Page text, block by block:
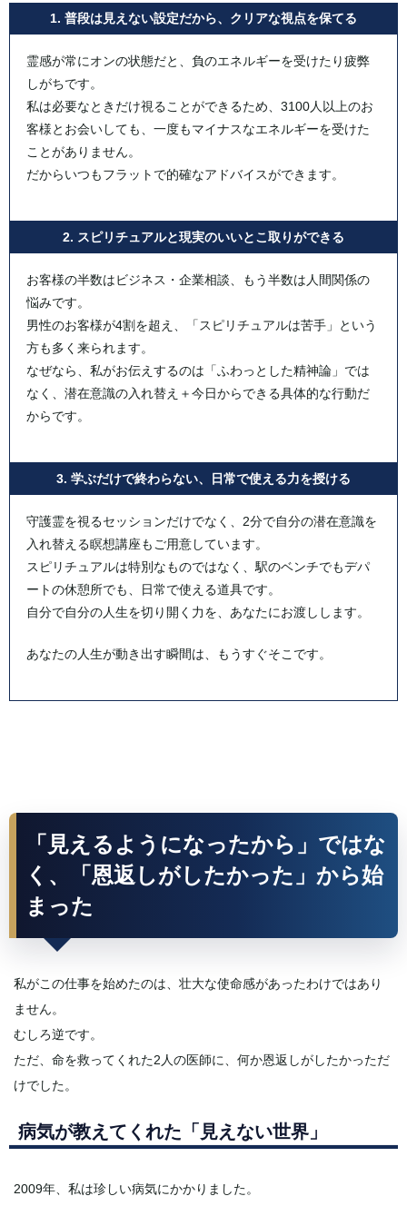
1. 普段は見えない設定だから、クリアな視点を保てる
霊感が常にオンの状態だと、負のエネルギーを受けたり疲弊
しがちです。
私は必要なときだけ視ることができるため、3100人以上のお
客様とお会いしても、一度もマイナスなエネルギーを受けた
ことがありません。
だからいつもフラットで的確なアドバイスができます。
2. スピリチュアルと現実のいいとこ取りができる
お客様の半数はビジネス・企業相談、もう半数は人間関係の
悩みです。
男性のお客様が4割を超え、「スピリチュアルは苦手」という
方も多く来られます。
なぜなら、私がお伝えするのは「ふわっとした精神論」では
なく、潜在意識の入れ替え＋今日からできる具体的な行動だ
からです。
3. 学ぶだけで終わらない、日常で使える力を授ける
守護霊を視るセッションだけでなく、2分で自分の潜在意識を
入れ替える瞑想講座もご用意しています。
スピリチュアルは特別なものではなく、駅のベンチでもデパ
ートの休憩所でも、日常で使える道具です。
自分で自分の人生を切り開く力を、あなたにお渡しします。
あなたの人生が動き出す瞬間は、もうすぐそこです。
「見えるようになったから」ではな
く、「恩返しがしたかった」から始
まった
私がこの仕事を始めたのは、壮大な使命感があったわけではあり
ません。
むしろ逆です。
ただ、命を救ってくれた2人の医師に、何か恩返しがしたかっただ
けでした。
病気が教えてくれた「見えない世界」
2009年、私は珍しい病気にかかりました。